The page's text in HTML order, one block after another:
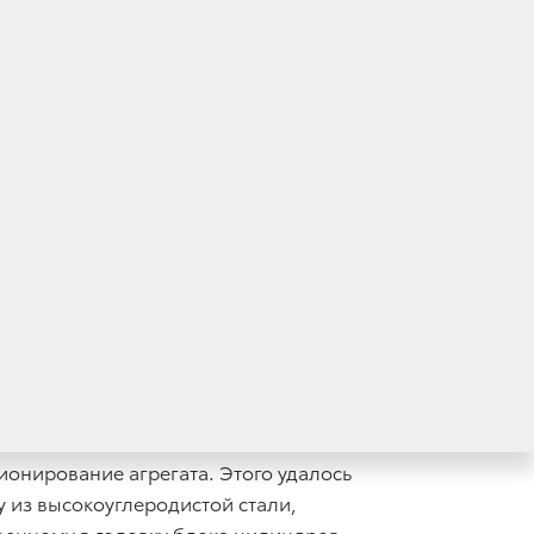
крутящим моментом в 700 Нм. Эти
топлива в 8,9 л на 100 км в смешанном
агрегата. Этого удалось
высокоуглеродистой стали,